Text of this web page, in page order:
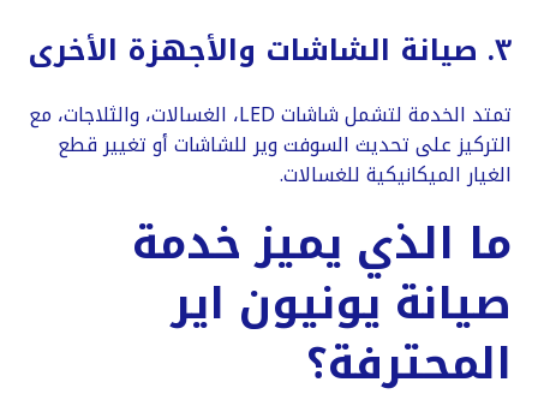
​٣. صيانة الشاشات والأجهزة الأخرى
​تمتد الخدمة لتشمل شاشات LED، الغسالات، والثلاجات، مع
التركيز على تحديث السوفت وير للشاشات أو تغيير قطع
الغيار الميكانيكية للغسالات.
​ما الذي يميز خدمة
صيانة يونيون اير
المحترفة؟